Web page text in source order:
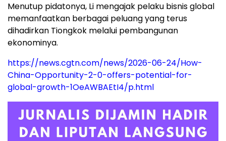
Menutup pidatonya, Li mengajak pelaku bisnis global
memanfaatkan berbagai peluang yang terus
dihadirkan Tiongkok melalui pembangunan
ekonominya.
https://news.cgtn.com/news/2026-06-24/How-
China-Opportunity-2-0-offers-potential-for-
global-growth-1OeAWBAEtI4/p.html